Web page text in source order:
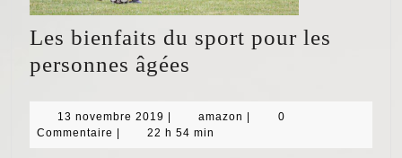
Les bienfaits du sport pour les
personnes âgées
du
sport
13 novembre 2019 13
novembre
amazon amazon
0
Commentaire
22 h 54 min